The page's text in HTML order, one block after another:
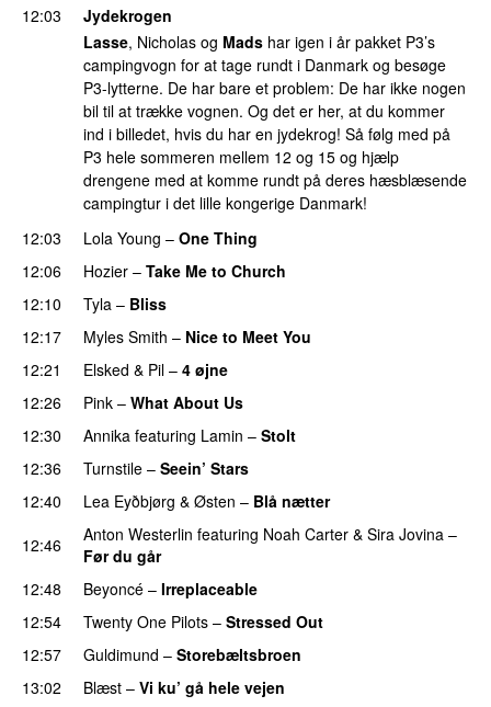
12:03
Jydekrogen
Lasse, Nicholas og Mads har igen i år pakket P3’s
campingvogn for at tage rundt i Danmark og besøge
P3-lytterne. De har bare et problem: De har ikke nogen
bil til at trække vognen. Og det er her, at du kommer
ind i billedet, hvis du har en jydekrog! Så følg med på
P3 hele sommeren mellem 12 og 15 og hjælp
drengene med at komme rundt på deres hæsblæsende
campingtur i det lille kongerige Danmark!
12:03
Lola Young – One Thing
12:06 Hozier – Take Me to Church
12:10 Tyla – Bliss
12:17
Myles Smith – Nice to Meet You
12:21
Elsked & Pil – 4 øjne
12:26
Pink – What About Us
12:30
Annika featuring Lamin – Stolt
12:36
Turnstile – Seein’ Stars
12:40 Lea Eyðbjørg & Østen – Blå nætter
12:46 Anton Westerlin featuring Noah Carter & Sira Jovina –
Før du går
12:48
Beyoncé – Irreplaceable
12:54
Twenty One Pilots – Stressed Out
12:57 Guldimund – Storebæltsbroen
13:02
Blæst – Vi ku’ gå hele vejen